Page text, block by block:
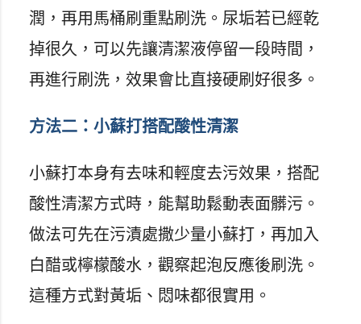
潤，再用馬桶刷重點刷洗。尿垢若已經乾
掉很久，可以先讓清潔液停留一段時間，
再進行刷洗，效果會比直接硬刷好很多。
方法二：小蘇打搭配酸性清潔
小蘇打本身有去味和輕度去污效果，搭配
酸性清潔方式時，能幫助鬆動表面髒污。
做法可先在污漬處撒少量小蘇打，再加入
白醋或檸檬酸水，觀察起泡反應後刷洗。
這種方式對黃垢、悶味都很實用。